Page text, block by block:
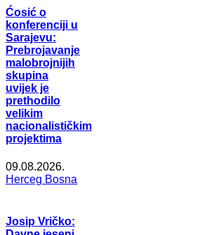
Ćosić o
konferenciji u
Sarajevu:
Prebrojavanje
malobrojnijih
skupina
uvijek je
prethodilo
velikim
nacionalističkim
projektima
09.08.2026.
Herceg Bosna
Josip Vričko: